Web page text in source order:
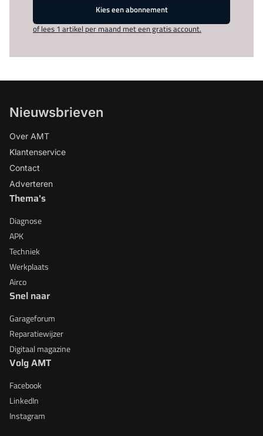
Kies een abonnement
of lees 1 artikel per maand met een gratis account.
Nieuwsbrieven
Over AMT
Klantenservice
Contact
Adverteren
Thema's
Diagnose
APK
Techniek
Werkplaats
Airco
Snel naar
Garageforum
Reparatiewijzer
Digitaal magazine
Volg AMT
Facebook
LinkedIn
Instagram